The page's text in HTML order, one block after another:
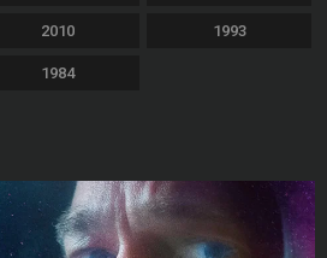
2010 1993
1984